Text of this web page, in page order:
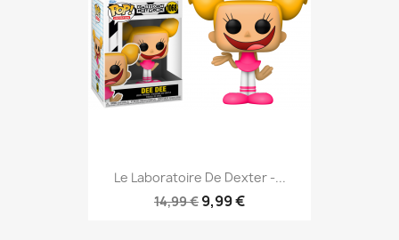
Le Laboratoire De Dexter -...
14,99 € 9,99 €